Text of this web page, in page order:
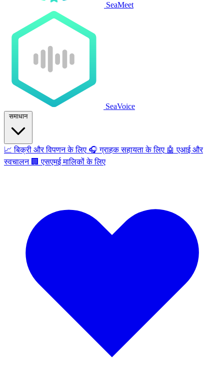
SeaMeet
SeaVoice
समाधान
📈 बिक्री और विपणन के लिए 🎧 ग्राहक सहायता के लिए 🤖 एआई और
स्वचालन 🏢 एसएमई मालिकों के लिए